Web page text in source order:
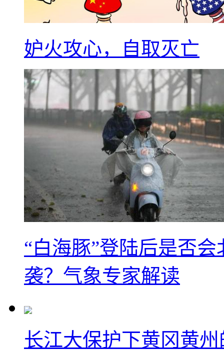
妒火攻心，自取灭亡
“白海豚”登陆后是否
袭？气象专家解读
长江大保护下黄冈黄